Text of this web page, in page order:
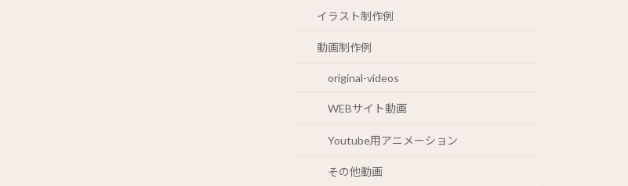
イラスト制作例
動画制作例
original-videos
WEBサイト動画
Youtube用アニメーション
その他動画